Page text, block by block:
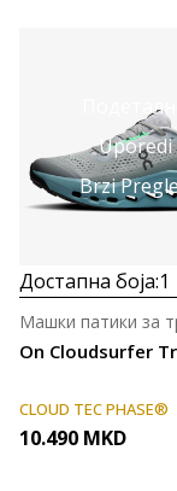
Подетално
Uporedi
Brzi
Достапна боја:1
On Cloudsurfer
Машки патики за
CLOUD TEC PHASE®
10.490 MKD